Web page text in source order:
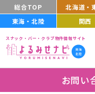
総合TOP 北海道・
東海・北陸
関西
スナック・バー・クラブ物件情報サイト
お問い